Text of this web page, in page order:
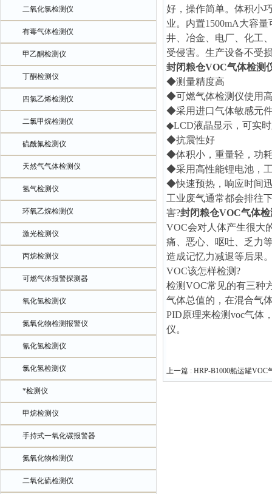
二氧化氯检测仪
有毒气体检测仪
甲乙酮检测仪
丁酮检测仪
四氯乙烯检测仪
二氯甲烷检测仪
硫酰氟检测仪
天然气气体检测仪
氢气检测仪
环氧乙烷检测仪
激光检测仪
丙烷检测仪
可燃气体报警探测器
氧化氢检测仪
氮氧化物检测报警仪
氰化氢检测仪
氯化氢检测仪
*检测仪
甲烷检测仪
手持式一氧化碳报警器
氮氧化物检测仪
二氧化硫检测仪
好，操作简单。体积小
业。内置1500mA大容
井、冶金、电厂、化工
受侵害。生产设备不受
封闭粮仓VOC气体检测
◆测量精度高
◆可燃气体检测仪使用
◆采用进口气体敏感元
◆LCD液晶显示，可实
◆抗震性好
◆体积小，重量轻，功
◆采用高性能锂电池，
◆快速预热，响应时间
工业废气通常都会排往
害?封闭粮仓VOC气体检
VOC会对人体产生很大
痛、恶心、呕吐、乏力
造成记忆力减退等后果
VOC该怎样检测?
检测VOC常见的有三种
气体总值的，在混合气
PID原理来检测voc气体
仪。
上一篇 : HRP-B1000船运罐VOC